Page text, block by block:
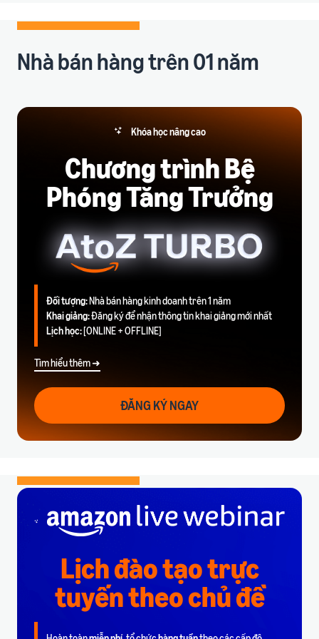
Nhà bán hàng trên 01 năm
Khóa học nâng cao
Chương trình Bệ
Phóng Tăng Trưởng
Đối tượng:Nhà bán hàng kinh doanh trên 1 năm
Khai giảng:Đăng ký để nhận thông tin khai giảng mới nhất
Lịch học:[ONLINE + OFFLINE]
Tìm hiểu thêm ➜
ĐĂNG KÝ NGAY
Lịch đào tạo trực
tuyến theo chủ đề